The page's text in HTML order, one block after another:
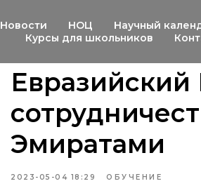
Новости НОЦ Научный
Курсы для школьников
Эмиратами
2023-05-04 18:29 ОБУЧЕНИЕ